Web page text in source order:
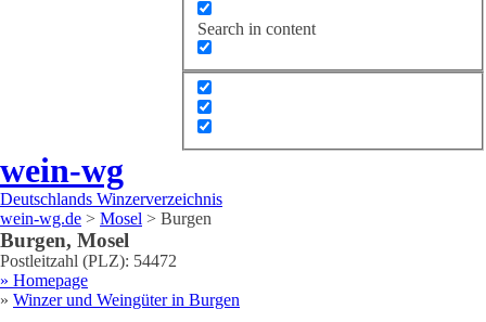
Search in content
wein-wg
Deutschlands Winzerverzeichnis
wein-wg.de > Mosel > Burgen
Burgen, Mosel
Postleitzahl (PLZ): 54472
» Homepage
» Winzer und Weingüter in Burgen